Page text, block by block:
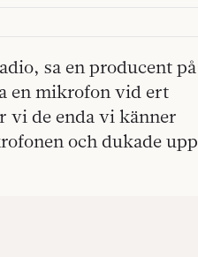
sa en producent på
en mikrofon vid ert
vi de enda vi känner
och dukade upp